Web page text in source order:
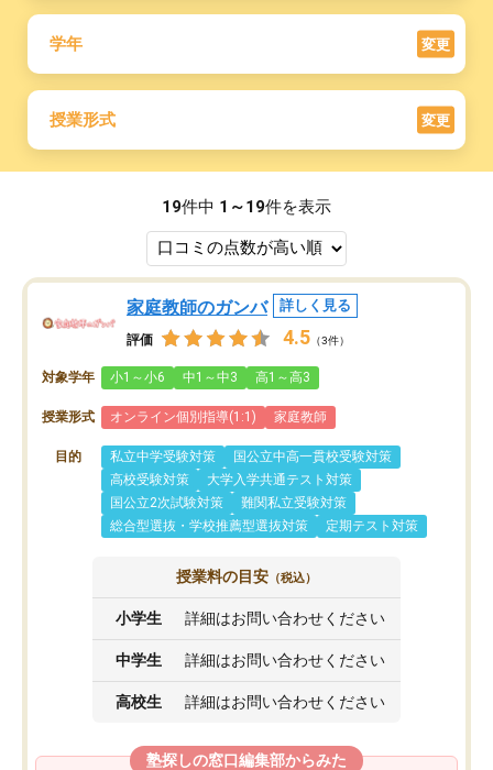
学年 変更
授業形式 変更
19件中 1～19件を表示
家庭教師のガンバ 詳しく見る
評価 4.5 （3件）
対象学年 小1～小6 中1～中3 高1～高3
授業形式 オンライン個別指導(1:1) 家庭教師
目的 私立中学受験対策
国公立中高一貫校受験対策
高校受験対策
大学入学共通テスト対策
国公立2次試験対策
難関私立受験対策
総合型選抜・学校推薦型選抜対策
定期テスト対策
授業料の目安 （税込）
小学生 詳細はお問い合わせください
中学生 詳細はお問い合わせください
高校生 詳細はお問い合わせください
塾探しの窓口編集部からみた